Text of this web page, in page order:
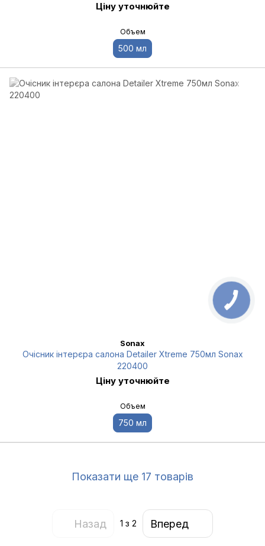
Ціну уточнюйте
Объем
500 мл
Sonax
Очісник інтерєра салона Detailer Xtreme 750мл Sonax
220400
Ціну уточнюйте
Объем
750 мл
Показати ще 17 товарів
Назад 1 з 2 Вперед